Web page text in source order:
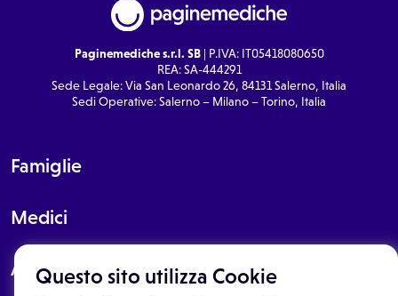
Questo sito utilizza Cookie
Paginemediche s.r.l. SB| P.IVA: IT05418080650
REA: SA-444291
Sede Legale: Via San Leonardo 26, 84131 Salerno, Italia
Sedi Operative: Salerno – Milano – Torino, Italia
Famiglie
Medici
About